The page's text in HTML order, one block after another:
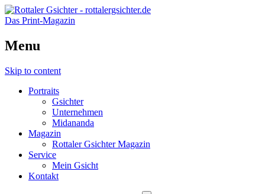
Das Print-Magazin
Menu
Skip to content
Portraits
Gsichter
Unternehmen
Midananda
Magazin
Rottaler Gsichter Magazin
Service
Mein Gsicht
Kontakt